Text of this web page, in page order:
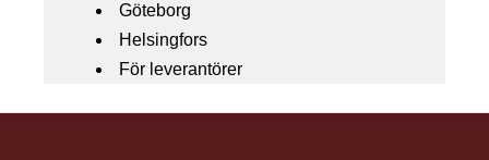
Göteborg
Helsingfors
För leverantörer